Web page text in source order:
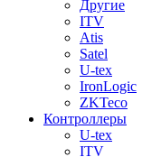
Другие
ITV
Atis
Satel
U-tex
IronLogic
ZKTeco
Контроллеры
U-tex
ITV